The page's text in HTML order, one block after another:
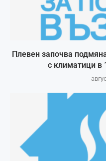
Плевен започва
с климатици в